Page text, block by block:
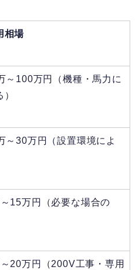
相場
～100万円（機種・馬力に
～30万円（設置環境によ
15万円（必要な場合の
20万円（200V工事・専用